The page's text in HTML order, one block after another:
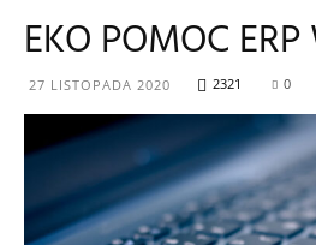
Abrys
EKO POMOC
27 LISTOPADA 2020 2321 0